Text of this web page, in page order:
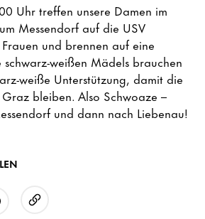
Uhr treffen unsere Damen im
Messendorf auf die USV
und brennen auf eine
schwarz-weißen Mädels brauchen
weiße Unterstützung, damit die
bleiben. Also Schwoaze –
und dann nach Liebenau!